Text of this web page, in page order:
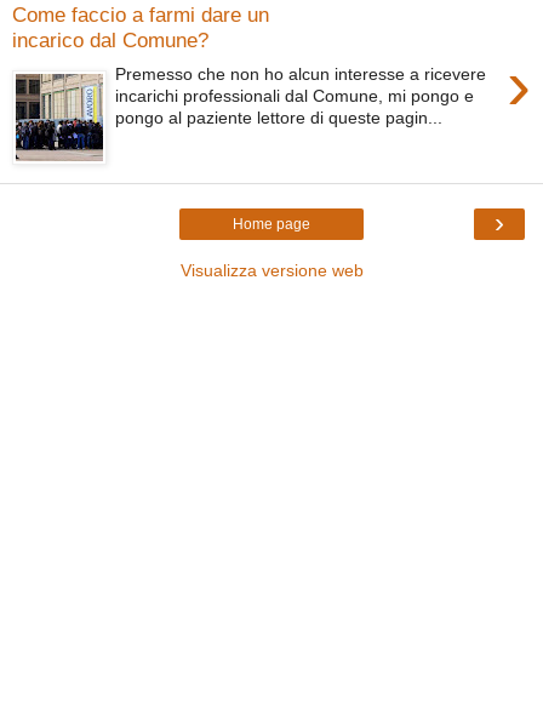
Come faccio a farmi dare un
incarico dal Comune?
›
Premesso che non ho alcun interesse a ricevere
incarichi professionali dal Comune, mi pongo e
pongo al paziente lettore di queste pagin...
›
Home page
Visualizza versione web